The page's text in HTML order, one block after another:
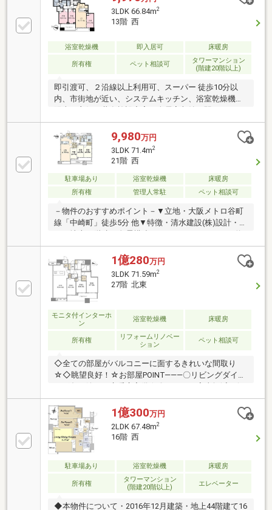
設。24時間有人管理やTVモニタ付きインターホン、防
犯カメラなど暮らしの安全にも配慮が行き届いた住ま
いです。
3LDK 66.84m2
13階 西
浴室乾燥機 即入居可 床暖房
所有権 ペット相談可
タワーマンション
(階建20階以上)
即引渡可、２沿線以上利用可、スーパー 徒歩10分以
内、市街地が近い、システムキッチン、浴室乾燥機、
陽当り良好、共有施設充実、全居室収納、駅まで平
坦、ゲストルーム、２４時間ゴミ出し可、セキュリテ
ィ充実、温水洗浄便座、通風良好、眺望良好、ウォー
クインクローゼット、シューズインクローク、ペット
相談、平坦地、床暖房、エレベーター、宅配ボック
ス、駐輪場、食器洗乾燥機、バイク置場、ディスポー
ザー（生ごみ粉砕処理器）、浄水器
9,980万円
3LDK 71.4m2
21階 西
駐車場あり 浴室乾燥機
床暖房
所有権
管理人常駐 ペット相談可
－物件のおすすめポイント－▼立地・大阪メトロ谷町
線「中崎町」徒歩5分 他▼特徴・清水建設(株)設計・施
工・地上44階建の免震構造タワーレジデンス・LDK約
15.2帖、会話が弾む対面式キッチン・全居室収納有、
洋室約6.0帖はWIC付・西面バルコニー有・ペット飼育
可能(規約制限有)・各階にゴミ置き場有、24時間ゴミ
出し可能・共有部にゲストルーム有▼設備・床暖房(リ
ビング)・浴室乾燥機・トランクルーム・オートロッ
ク・ハンズフリーキー・宅配ボックス■ ご希望の住ま
い探しをお手伝いします ━━━━━・・・物件の詳
細・ご相談はお気軽にお問い合わせください。
1億280万円
3LDK 71.59m2
27階 北東
モニタ付インターホ
ン
浴室乾燥機 床暖房
所有権
リフォームリノベー
ション
ペット相談可
◇全ての部屋がバルコニーに面するきれいな間取り
☆◇眺望良好！☆お部屋POINT―――〇リビングダイニ
ング冬に嬉しい床暖房完備☆〇キッチン家事軽減に役
立つ設備仕様（ディスポーザー・食器洗浄乾燥機・浄
水器）〇浴室ミスト機能付浴室暖房乾燥機搭載！〇収
納各居室収納充実◎☆共用施設―――1階〇コンシェル
ジュ〇ペットルーム3階〇フィットネスジム〇ゲスト
ルーム×242階〇スカイラウンジ〇パーティールーム☆
周辺施設―――〇ローソン 中崎二丁目店 徒歩3分〇
CoDeli豊崎4丁目店 徒歩9分
1億300万円
2LDK 67.48m2
16階 西
駐車場あり 浴室乾燥機 床暖房
所有権
タワーマンション
(階建20階以上)
エレベーター
◆本物件について・2016年12月建築・地上44階建て16